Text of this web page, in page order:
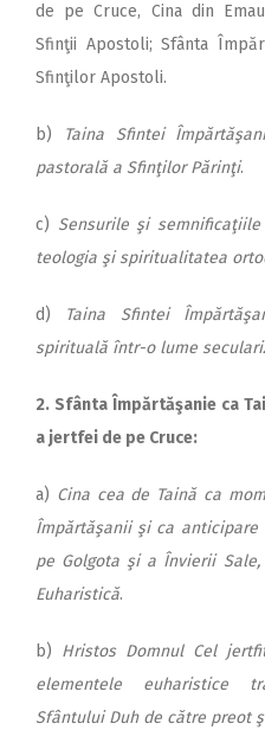
de pe Cruce, Cina din
Sfinţii Apostoli; Sfân­ta
Sfinţilor Apostoli.
b)
Taina Sfintei
pastorală a Sfinţilor Părinţi.
c) Sensurile şi
teologia şi spiritualitatea
d)
Taina Sfintei
spirituală într-o lume
2. Sfânta Împărtăşanie ca
a jertfei de pe Cruce:
a) Cina cea de Taină ca
Împărtăşanii şi ca
pe Golgota şi a Învierii
Eu­ha­ristică.
b) Hristos Domnul Cel
elementele euharistice
Sfântului Duh de către preot